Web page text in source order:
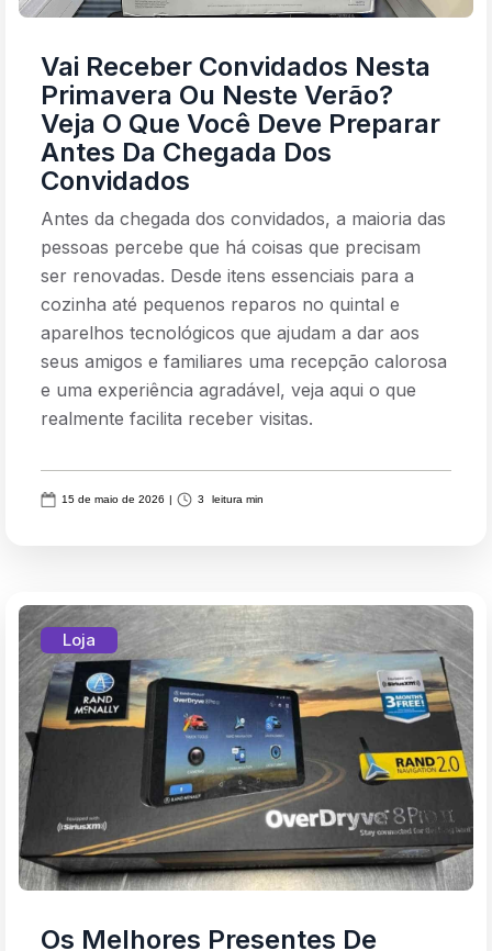
Vai Receber Convidados Nesta
Primavera Ou Neste Verão?
Veja O Que Você Deve Preparar
Antes Da Chegada Dos
Convidados
Antes da chegada dos convidados, a maioria das
pessoas percebe que há coisas que precisam
ser renovadas. Desde itens essenciais para a
cozinha até pequenos reparos no quintal e
aparelhos tecnológicos que ajudam a dar aos
seus amigos e familiares uma recepção calorosa
e uma experiência agradável, veja aqui o que
realmente facilita receber visitas.
15 de maio de 2026 | 3 leitura min
Loja
Os Melhores Presentes De